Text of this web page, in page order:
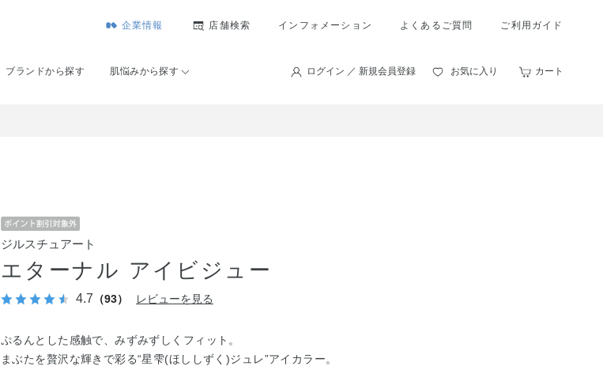
企業情報 店舗検索 インフォメーション よくあるご質問 ご利用ガイド
ブランドから探す 肌悩みから探す ログイン ／ 新規会員登録 お気に入り カート
ジルスチュアート
エターナル アイビジュー
4.7 （93） レビューを見る
ぷるんとした感触で、みずみずしくフィット。
まぶたを贅沢な輝きで彩る“星雫(ほししずく)ジュレ”アイカラー。